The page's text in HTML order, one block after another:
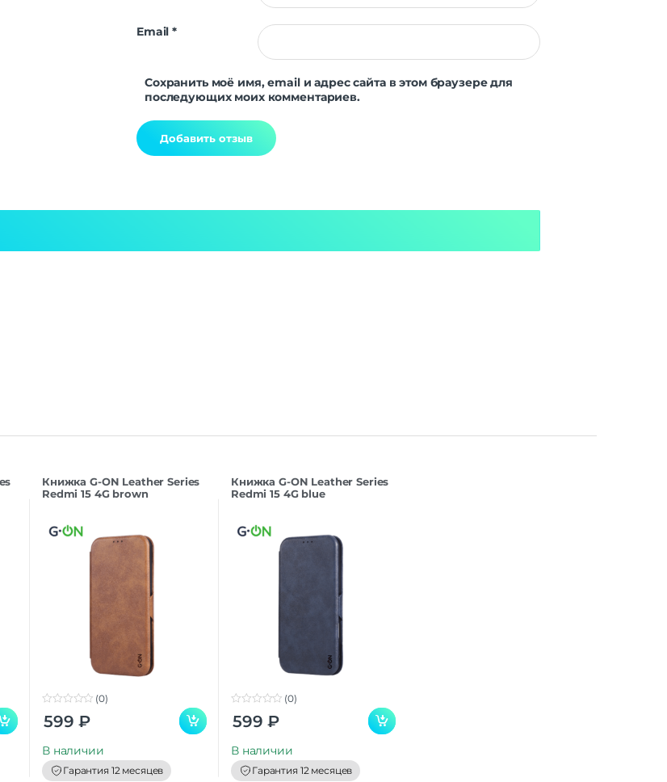
Email*
Сохранить моё имя, email и адрес сайта в этом браузере для
последующих моих комментариев.
Книжка G-ON Leather Series
Redmi 15 4G brown
o
o
(0)
599 ₽
В наличии
Гарантия 12 месяцев
Книжка G-ON Leather Series
Redmi 15 4G blue
o
o
(0)
599 ₽
В наличии
Гарантия 12 месяцев